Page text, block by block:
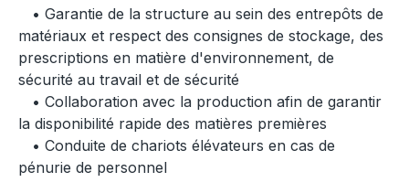
• Garantie de la structure au sein des entrepôts de
matériaux et respect des consignes de stockage, des
prescriptions en matière d'environnement, de
sécurité au travail et de sécurité
• Collaboration avec la production afin de garantir
la disponibilité rapide des matières premières
• Conduite de chariots élévateurs en cas de
pénurie de personnel